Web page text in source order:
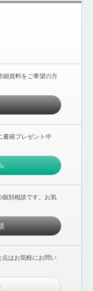
細資料をご希望の方
書籍プレゼント中
別相談です。お気
はお気軽にお問い